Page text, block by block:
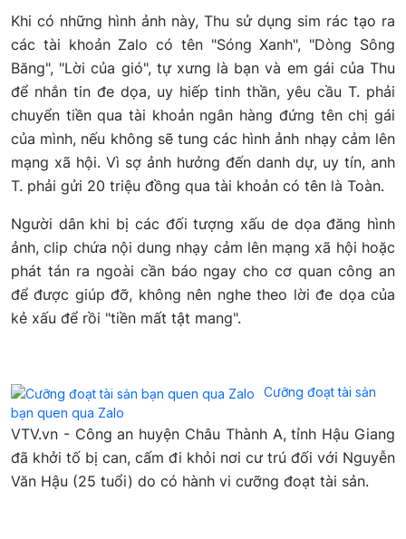
Khi có những hình ảnh này, Thu sử dụng sim rác tạo ra
các tài khoản Zalo có tên "Sóng Xanh", "Dòng Sông
Băng", "Lời của gió", tự xưng là bạn và em gái của Thu
để nhắn tin đe dọa, uy hiếp tinh thần, yêu cầu T. phải
chuyển tiền qua tài khoản ngân hàng đứng tên chị gái
của mình, nếu không sẽ tung các hình ảnh nhạy cảm lên
mạng xã hội. Vì sợ ảnh hưởng đến danh dự, uy tín, anh
T. phải gửi 20 triệu đồng qua tài khoản có tên là Toàn.
Người dân khi bị các đối tượng xấu de dọa đăng hình
ảnh, clip chứa nội dung nhạy cảm lên mạng xã hội hoặc
phát tán ra ngoài cần báo ngay cho cơ quan công an
để được giúp đỡ, không nên nghe theo lời đe dọa của
kẻ xấu để rồi "tiền mất tật mang".
Cưỡng đoạt tài sản
bạn quen qua Zalo
VTV.vn - Công an huyện Châu Thành A, tỉnh Hậu Giang
đã khởi tố bị can, cấm đi khỏi nơi cư trú đối với Nguyễn
Văn Hậu (25 tuổi) do có hành vi cưỡng đoạt tài sản.